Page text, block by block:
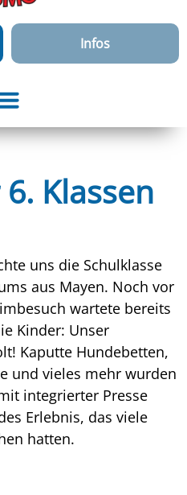
Infos
Klassen
uns die Schulklasse
aus Mayen. Noch vor
wartete bereits
Kinder: Unser
Kaputte Hundebetten,
und vieles mehr wurden
integrierter Presse
Erlebnis, das viele
hatten.